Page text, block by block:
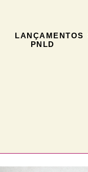
LANÇAMENTOS
PNLD